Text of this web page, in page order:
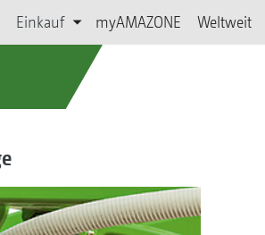
Einkauf myAMAZONE Weltweit